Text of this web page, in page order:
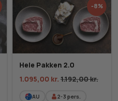
-8%
Hele Pakken 2.0
1.095,00 kr. 1.192,00kr.
AU 2-3 pers.